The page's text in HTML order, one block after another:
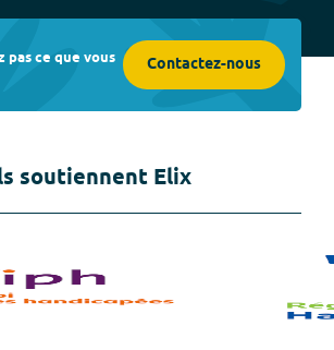
pas ce que vous Contactez-nous
soutiennent Elix